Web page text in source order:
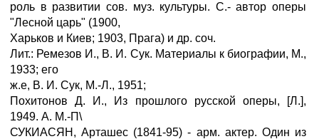
роль в развитии сов. муз. культуры. С.- автор оперы
"Лесной царь" (1900,
Харьков и Киев; 1903, Прага) и др. соч.
Лит.: Ремезов И., В. И. Сук. Материалы к биографии, М.,
1933; его
ж.е, В. И. Сук, М.-Л., 1951;
Похитонов Д. И., Из прошлого русской оперы, [Л.],
1949. А. М.-П\
СУКИАСЯН, Арташес (1841-95) - арм. актер. Один из